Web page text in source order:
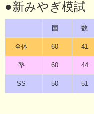
●新みやぎ模試
国 数
全体 60 41
塾 60 44
SS 50 51